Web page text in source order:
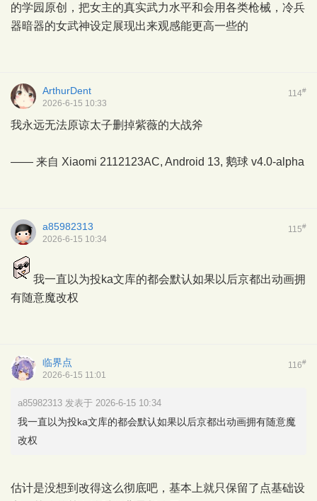
的学园原创，把女主的真实武力水平和会用各类枪械，冷兵
器暗器的女武神设定展现出来观感能更高一些的
114#
ArthurDent
2026-6-15 10:33
我永远无法原谅太子删掉紫薇的大战斧
—— 来自 Xiaomi 2112123AC, Android 13, 鹅球 v4.0-alpha
115#
a85982313
2026-6-15 10:34
我一直以为投ka文库的都会默认如果以后京都出动画拥
有随意魔改权
116#
临界点
2026-6-15 11:01
a85982313 发表于 2026-6-15 10:34
我一直以为投ka文库的都会默认如果以后京都出动画拥有随意魔
改权
估计是没想到改得这么彻底吧，基本上就只保留了点基础设